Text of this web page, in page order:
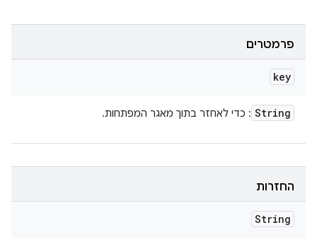
פרמטרים
key
String : כדי לאחזר בתוך מאגר המפתחות.
החזרות
String